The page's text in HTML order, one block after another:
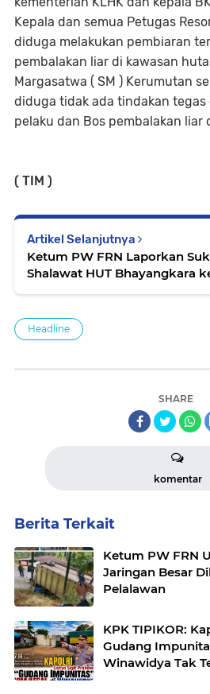
Kepala dan semua Petugas
diduga melakukan pembiaran
pembalakan liar di kawasan
Margasatwa ( SM ) Kerumutan
diduga tidak ada tindakan tegas
pelaku dan Bos pembalakan liar
( TIM )
Artikel Selanjutnya
Ketum PW FRN Laporkan
Shalawat HUT Bhayangkara
Headline
SHARE
komentar
Berita Terkait
Ketum PW FRN
Jaringan Besar
Pelalawan
KPK TIPIKOR:
Gudang
Winawidya Tak